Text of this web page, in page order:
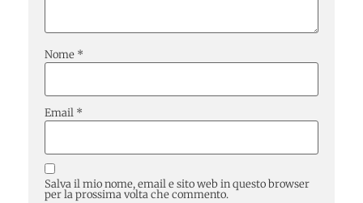
Nome *
Email *
Salva il mio nome, email e sito web in questo browser
per la prossima volta che commento.